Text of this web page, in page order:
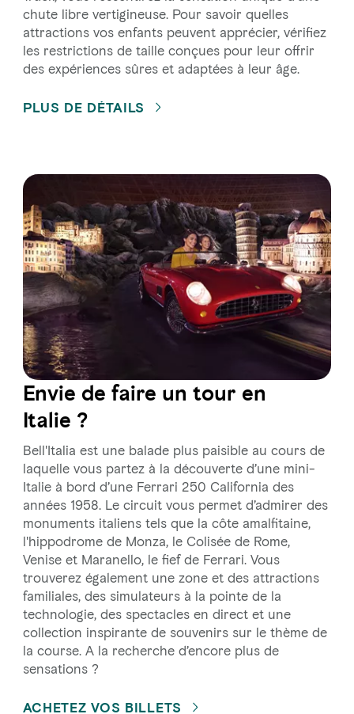
chute libre vertigineuse. Pour savoir quelles
attractions vos enfants peuvent apprécier, vérifiez
les restrictions de taille conçues pour leur offrir
des expériences sûres et adaptées à leur âge.
PLUS DE DÉTAILS
Envie de faire un tour en
Italie ?
Bell'Italia est une balade plus paisible au cours de
laquelle vous partez à la découverte d’une mini-
Italie à bord d’une Ferrari 250 California des
années 1958. Le circuit vous permet d’admirer des
monuments italiens tels que la côte amalfitaine,
l'hippodrome de Monza, le Colisée de Rome,
Venise et Maranello, le fief de Ferrari. Vous
trouverez également une zone et des attractions
familiales, des simulateurs à la pointe de la
technologie, des spectacles en direct et une
collection inspirante de souvenirs sur le thème de
la course. A la recherche d’encore plus de
sensations ?
ACHETEZ VOS BILLETS